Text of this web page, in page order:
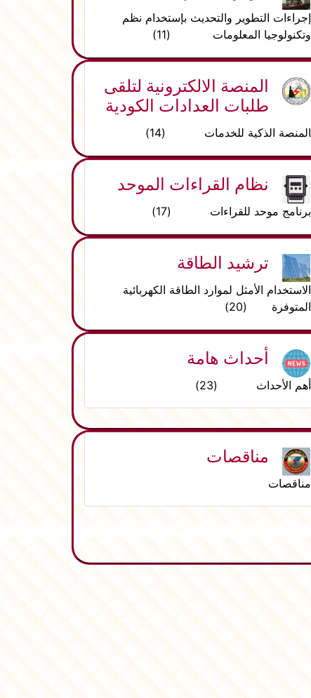
إجراءات التطوير والتحديث بإستخدام نظم
وتكنولوجيا المعلومات (11)
المنصة الالكترونية لتلقى
طلبات العدادات الكودية
المنصة الذكية للخدمات (14)
نظام القراءات الموحد
برنامج موحد للقراءات (17)
ترشيد الطاقة
الاستخدام الأمثل لموارد الطاقة الكهربائية
المتوفرة (20)
أحداث هامة
أهم الأحداث (23)
مناقصات
مناقصات